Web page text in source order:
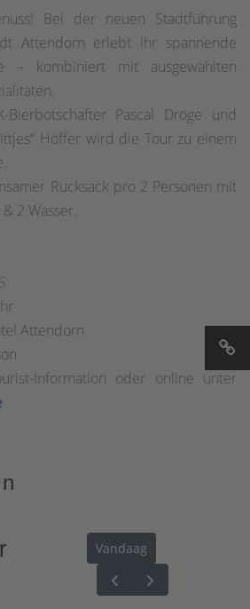
Bei der neuen Stadtführung
Attendorn erlebt ihr spannende
– kombiniert mit ausgewählten
Bierbotschafter Pascal Dröge und
Höffer wird die Tour zu einem
Rucksack pro 2 Personen mit
2 Wasser.
Attendorn
Information oder online unter
Vandaag